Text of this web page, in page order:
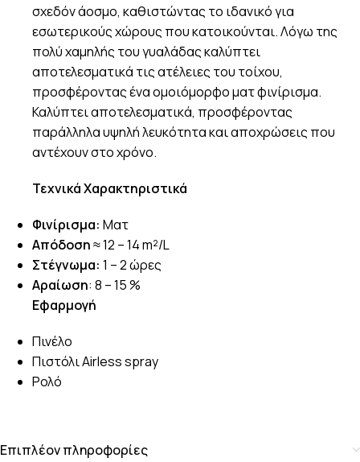
σχεδόν άοσμο, καθιστώντας το ιδανικό για
εσωτερικούς χώρους που κατοικούνται. Λόγω της
πολύ χαμηλής του γυαλάδας καλύπτει
αποτελεσματικά τις ατέλειες του τοίχου,
προσφέροντας ένα ομοιόμορφο ματ φινίρισμα.
Καλύπτει αποτελεσματικά, προσφέροντας
παράλληλα υψηλή λευκότητα και αποχρώσεις που
αντέχουν στο χρόνο.
Τεχνικά Χαρακτηριστικά
Φινίρισμα: Ματ
Απόδοση≈ 12 – 14 m²/L
Στέγνωμα: 1 – 2 ώρες
Αραίωση: 8 – 15 %
Εφαρμογή
Πινέλο
Πιστόλι Airless spray
Ρολό
Επιπλέον πληροφορίες